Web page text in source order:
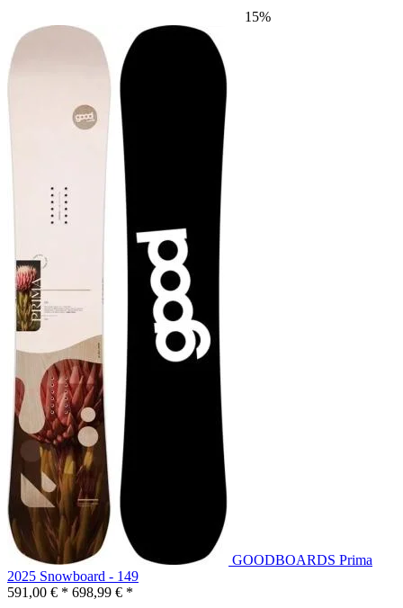
15%
GOODBOARDS Prima
2025 Snowboard - 149
591,00 € * 698,99 € *